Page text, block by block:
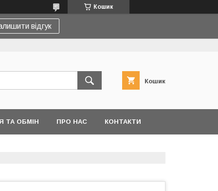
Кошик
відгук
Кошик
ТА ОБМІН ПРО НАС КОНТАКТИ